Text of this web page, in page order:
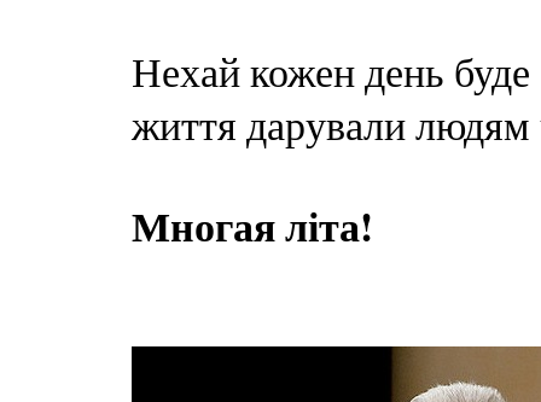
Нехай кожен день
життя дарували
Многая літа!